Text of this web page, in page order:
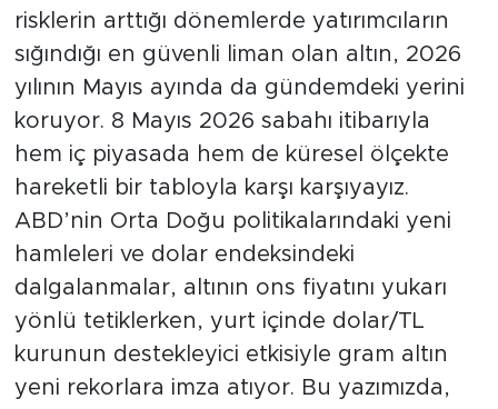
risklerin arttığı dönemlerde yatırımcıların
sığındığı en güvenli liman olan altın, 2026
yılının Mayıs ayında da gündemdeki yerini
koruyor. 8 Mayıs 2026 sabahı itibarıyla
hem iç piyasada hem de küresel ölçekte
hareketli bir tabloyla karşı karşıyayız.
ABD’nin Orta Doğu politikalarındaki yeni
hamleleri ve dolar endeksindeki
dalgalanmalar, altının ons fiyatını yukarı
yönlü tetiklerken, yurt içinde dolar/TL
kurunun destekleyici etkisiyle gram altın
yeni rekorlara imza atıyor. Bu yazımızda,